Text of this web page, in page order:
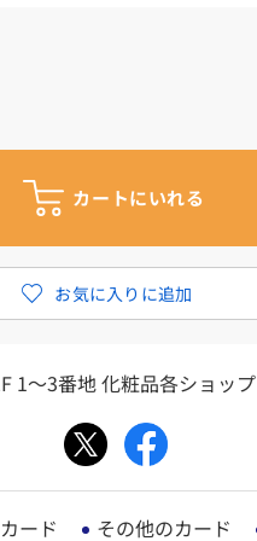
1～3番地 化粧品各ショップ
ード その他のカード